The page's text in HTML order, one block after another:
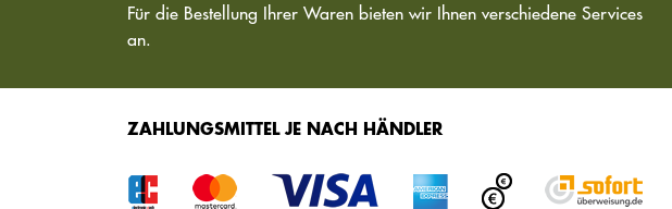
Für die Bestellung Ihrer Waren bieten wir Ihnen verschiedene Services
an.
ZAHLUNGSMITTEL JE NACH HÄNDLER